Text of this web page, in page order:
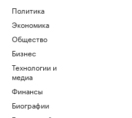
Политика
Экономика
Общество
Бизнес
Технологии и
медиа
Финансы
Биографии